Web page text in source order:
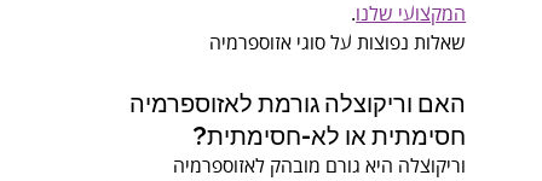
המקצועי שלנו.
שאלות נפוצות על סוגי אזוספרמיה
האם וריקוצלה גורמת לאזוספרמיה
חסימתית או לא-חסימתית?
וריקוצלה היא גורם מובהק לאזוספרמיה